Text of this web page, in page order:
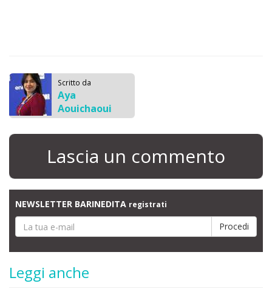
Scritto da
Aya
Aouichaoui
Lascia un commento
NEWSLETTER BARINEDITA registrati
Leggi anche